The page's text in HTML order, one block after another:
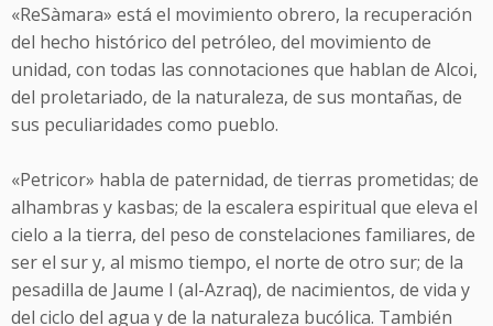
«ReSàmara» está el movimiento obrero, la recuperación
del hecho histórico del petróleo, del movimiento de
unidad, con todas las connotaciones que hablan de Alcoi,
del proletariado, de la naturaleza, de sus montañas, de
sus peculiaridades como pueblo.
«Petricor» habla de paternidad, de tierras prometidas; de
alhambras y kasbas; de la escalera espiritual que eleva el
cielo a la tierra, del peso de constelaciones familiares, de
ser el sur y, al mismo tiempo, el norte de otro sur; de la
pesadilla de Jaume I (al-Azraq), de nacimientos, de vida y
del ciclo del agua y de la naturaleza bucólica. También